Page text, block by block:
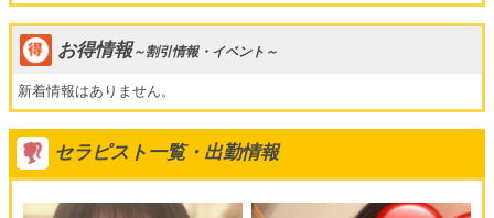
その後も繰り返し3回ご利用毎に同一の特典を受けれます。
※2020年2月以降のご利用対象です。
新人デビュー割!!
プション込みで通常18,000円のところ、
18,000円→13,000円にてご案内させていただきます!!
2,000円OFFにて
ご案内させていただきます‼︎
リピーター様割!!
当店３回目のご利用で指名料orオプションお好きな方無料!!
その後も繰り返し3回ご利用毎に同一の特典を受けれます。
※2020年2月以降のご利用対象です。
新人デビュー割!!
お得情報～割引情報・イベント～
新着情報はありません。
セラピスト一覧・出勤情報